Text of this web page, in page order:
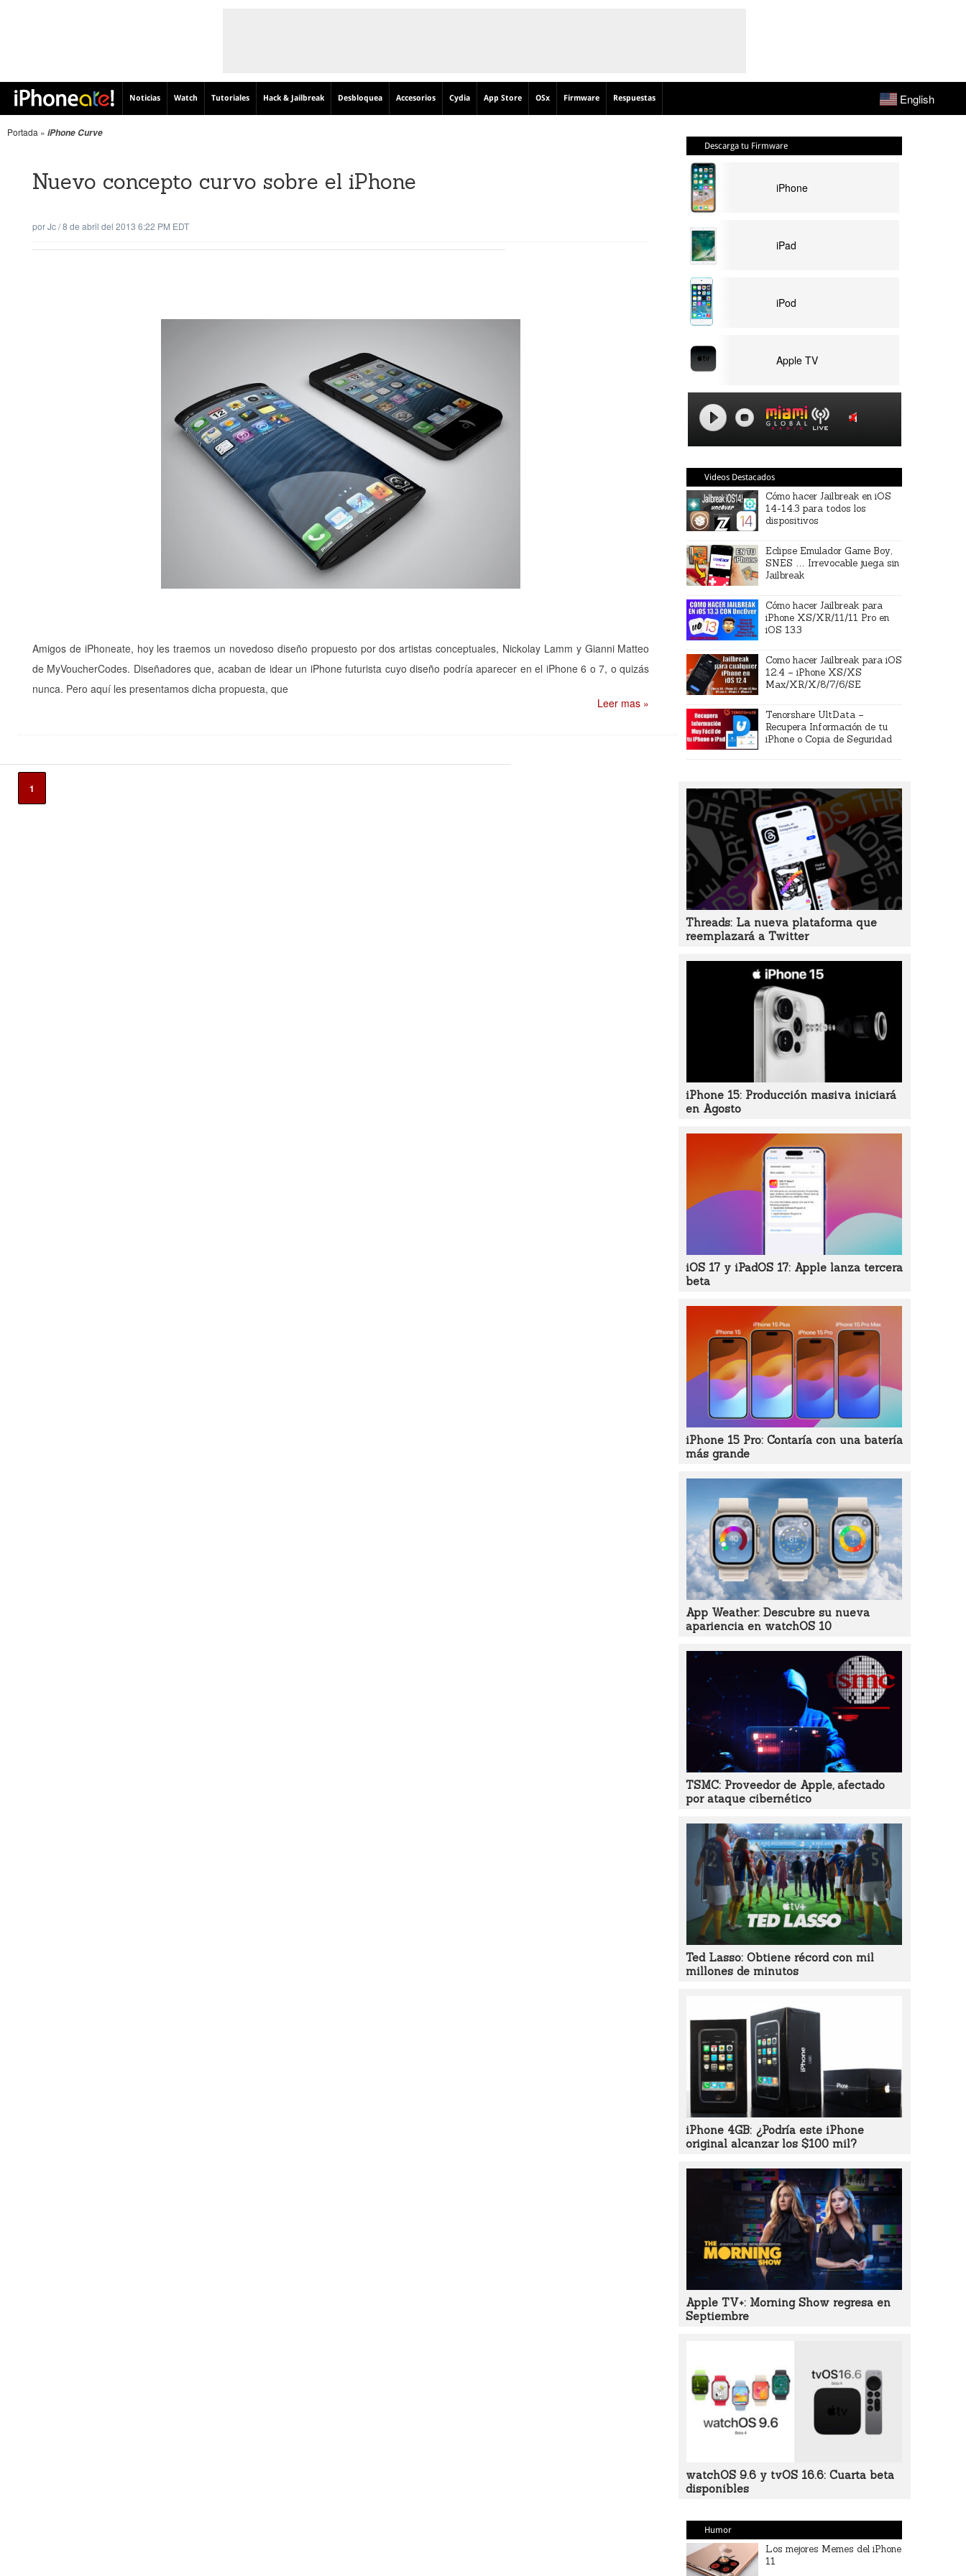
Noticias Watch Tutoriales Hack & Jailbreak Desbloquea Accesorios Cydia App Store OSx Firmware Respuestas English
Portada » iPhone Curve
Nuevo concepto curvo sobre el iPhone
porJc/8 de abril del 2013 6:22 PM EDT
Amigos de iPhoneate, hoy les traemos un novedoso diseño propuesto por dos artistas conceptuales, Nickolay Lamm y Gianni Matteo
de MyVoucherCodes. Diseñadores que, acaban de idear un iPhone futurista cuyo diseño podría aparecer en el iPhone 6 o 7, o quizás
nunca. Pero aquí les presentamos dicha propuesta, que
Leer mas »
1
Descarga tu Firmware
iPhone
iPad
iPod
Apple TV
Videos Destacados
Cómo hacer Jailbreak en iOS
14-14.3 para todos los
dispositivos
Eclipse Emulador Game Boy,
SNES … Irrevocable juega sin
Jailbreak
Cómo hacer Jailbreak para
iPhone XS/XR/11/11 Pro en
iOS 13.3
Como hacer Jailbreak para iOS
12.4 – iPhone XS/XS
Max/XR/X/8/7/6/SE
Tenorshare UltData –
Recupera Información de tu
iPhone o Copia de Seguridad
Threads: La nueva plataforma que
reemplazará a Twitter
iPhone 15: Producción masiva iniciará
en Agosto
iOS 17 y iPadOS 17: Apple lanza tercera
beta
iPhone 15 Pro: Contaría con una batería
más grande
App Weather: Descubre su nueva
apariencia en watchOS 10
TSMC: Proveedor de Apple, afectado
por ataque cibernético
Ted Lasso: Obtiene récord con mil
millones de minutos
iPhone 4GB: ¿Podría este iPhone
original alcanzar los $100 mil?
Apple TV+: Morning Show regresa en
Septiembre
watchOS 9.6 y tvOS 16.6: Cuarta beta
disponibles
Humor
Los mejores Memes del iPhone
11